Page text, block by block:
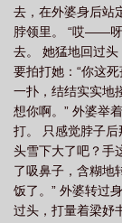
坏学生可以在一起吗
生也会早恋吗巴士网
一 好学生谈恋爱吗
生也会早恋吗免费阅读
也会早恋吗在线阅读
学生也会早恋吗梁妤书
去，在外婆身后站
脖领里。 “哎——呀
去。 她猛地回过
要拍打她：“你这
一扑，结结实实地
想你啊。” 外婆举
打。 只感觉脖子
头雪下大了吧？手
了吸鼻子，含糊地
饭了。” 外婆转过
过头，打量着梁妤